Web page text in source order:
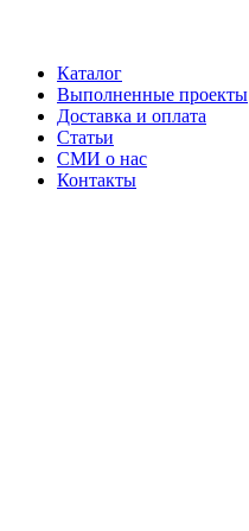
Каталог
Выполненные проекты
Доставка и оплата
Статьи
СМИ о нас
Контакты